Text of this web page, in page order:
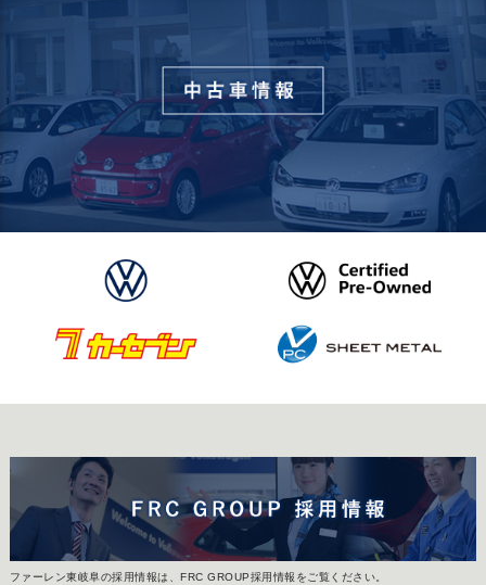
ファーレン東岐阜の採用情報は、FRC GROUP採用情報をご覧ください。